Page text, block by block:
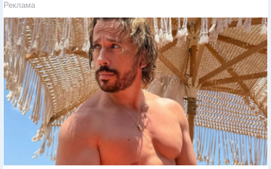
Реклама